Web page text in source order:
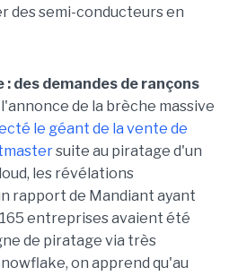
des semi-conducteurs en
des demandes de rançons
de la brèche massive
le géant de la vente de
suite au piratage d'un
les révélations
rapport de Mandiant ayant
entreprises avaient été
de piratage via très
on apprend qu'au